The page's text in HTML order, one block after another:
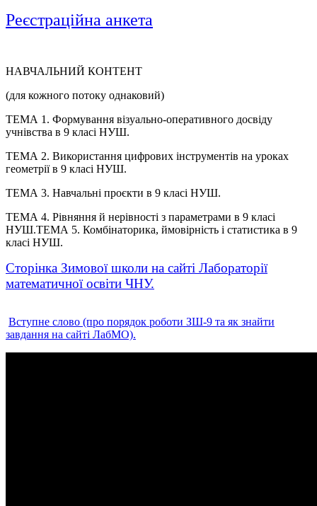
Реєстраційна анкета
НАВЧАЛЬНИЙ КОНТЕНТ
(для кожного потоку однаковий)
ТЕМА 1. Формування візуально-оперативного досвіду
учнівства в 9 класі НУШ.
ТЕМА 2. Використання цифрових інструментів на уроках
геометрії в 9 класі НУШ.
ТЕМА 3. Навчальні проєкти в 9 класі НУШ.
ТЕМА 4. Рівняння й нерівності з параметрами в 9 класі
НУШ.ТЕМА 5. Комбінаторика, ймовірність і статистика в 9
класі НУШ.
Сторінка Зимової школи на сайті Лабораторії
математичної освіти ЧНУ.
Вступне слово (про порядок роботи ЗШ-9 та як знайти
завдання на сайті ЛабМО).